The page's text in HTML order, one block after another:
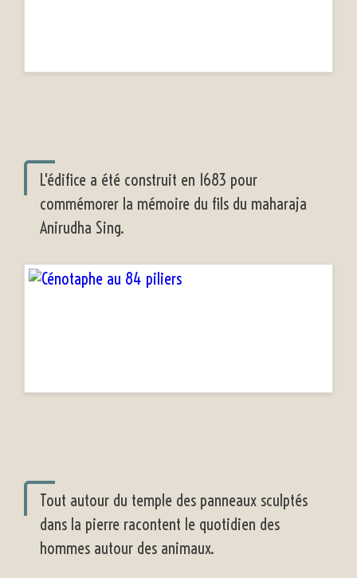
L'édifice a été construit en 1683 pour
commémorer la mémoire du fils du maharaja
Anirudha Sing.
Tout autour du temple des panneaux sculptés
dans la pierre racontent le quotidien des
hommes autour des animaux.